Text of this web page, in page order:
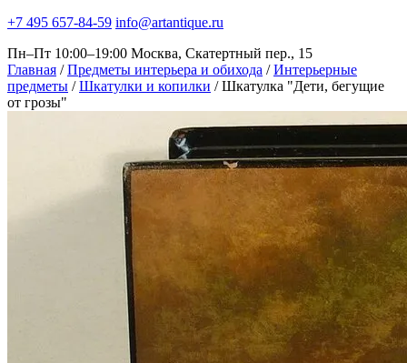
+7 495 657-84-59 info@artantique.ru
Пн–Пт 10:00–19:00 Москва, Скатертный пер., 15
Главная / Предметы интерьера и обихода / Интерьерные
предметы / Шкатулки и копилки / Шкатулка "Дети, бегущие
от грозы"